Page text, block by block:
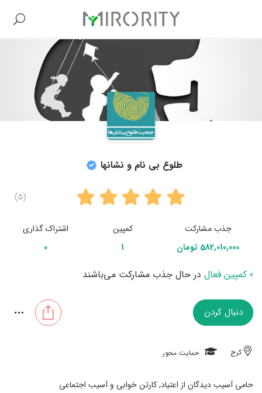
طلوع بی نام و نشانها
(5)
جذب مشارکت
582,010,000 تومان
کمپین
1
اشتراک گذاری
0
0 کمپین فعال در حال جذب مشارکت می‌باشند
دنبال کردن
کرج حمایت محور
حامی آسیب دیدگان از اعتیاد, کارتن خوابی و آسیب اجتماعی